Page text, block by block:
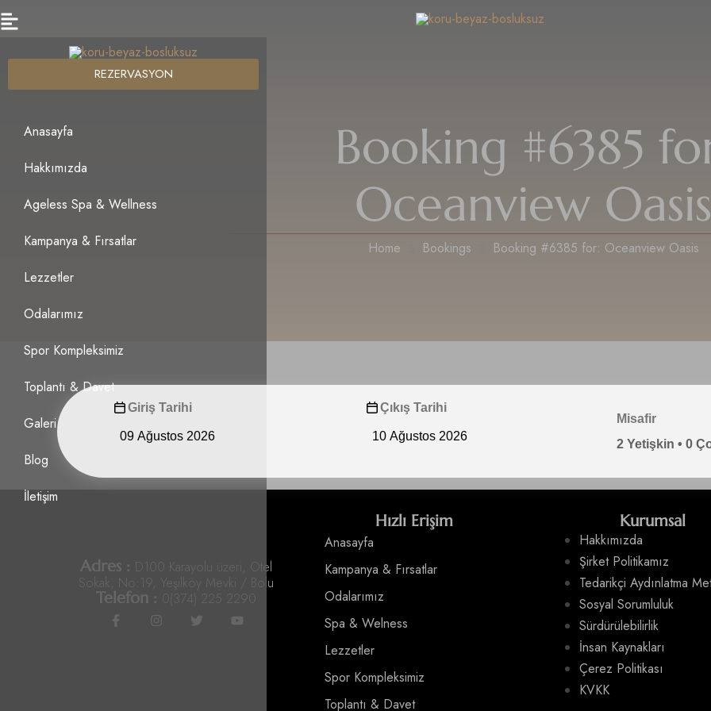
REZERVASYON
Anasayfa
Hakkımızda
Ageless Spa & Wellness
Kampanya & Fırsatlar
Lezzetler
Odalarımız
Spor Kompleksimiz
Toplantı & Davet
Galeri
Blog
İletişim
Booking #6385
Oceanview Oasis
Home Bookings Booking #6385 for: Oceanview Oasis
Giriş Tarihi
Çıkış Tarihi
Misafir
2 Yetişkin • 0
Adres : D100 Karayolu üzeri, Otel
Sokak, No:19, Yeşilköy Mevki / Bolu
Telefon : 0(374) 225 2290
Hızlı Erişim
Anasayfa
Kampanya & Fırsatlar
Odalarımız
Spa & Welness
Lezzetler
Spor Kompleksimiz
Toplantı & Davet
Kurumsal
Hakkımızda
Şirket Politikamız
Tedarikçi Aydınlatma
Sosyal Sorumluluk
Sürdürülebilirlik
İnsan Kaynakları
Çerez Politikası
KVKK